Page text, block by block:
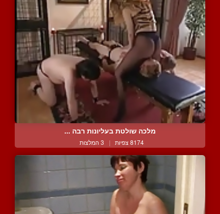
מלכה שולטת בעליונות רבה ...
8174 צפיות | 3 המלצות